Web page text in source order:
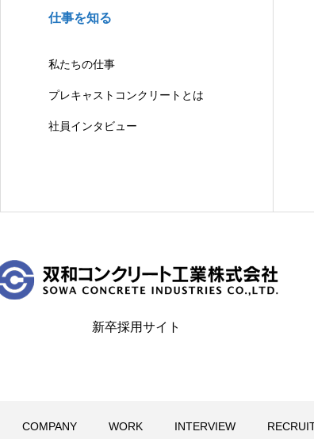
仕事を知る
私たちの仕事
プレキャストコンクリートとは
社員インタビュー
新卒採用サイト
COMPANY WORK INTERVIEW